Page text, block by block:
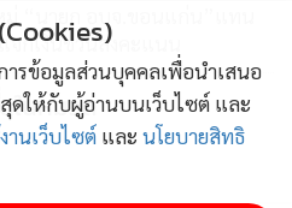
มีการทะลุของกระสุน และมี
ผ่นเกราะมีปริมาณน้อย ส่งผลให้
ขึ้น
น้าที่ตำรวจแต่ละนายมีความ
การปูดออกมาก ก็ช่วยลดความ
ม่ “นายก อบจ.ขอนแก่น”แทน
กเงินชวนลงคะแนน
ในหมวด
ารข้อมูลส่วนบุคคลเพื่อนำเสนอ
ให้กับผู้อ่านบนเว็บไซต์ และ
านเว็บไซต์ และ นโยบายสิทธิ